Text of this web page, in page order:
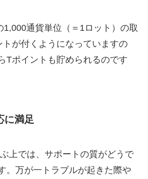
1,000通貨単位（＝1ロット）の取
トが付くようになっていますの
Tポイントも貯められるのです
に満足
上では、サポートの質がどうで
。万が一トラブルが起きた際や